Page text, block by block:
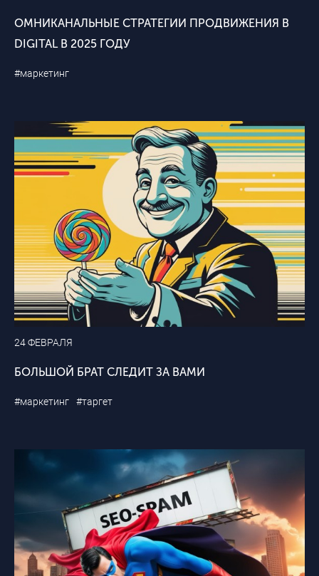
ОМНИКАНАЛЬНЫЕ СТРАТЕГИИ ПРОДВИЖЕНИЯ В
DIGITAL В 2025 ГОДУ
#маркетинг
24 ФЕВРАЛЯ
БОЛЬШОЙ БРАТ СЛЕДИТ ЗА ВАМИ
#маркетинг #таргет